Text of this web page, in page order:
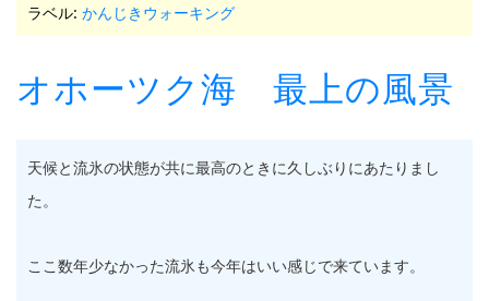
ラベル: かんじきウォーキング
オホーツク海 最上の風景
天候と流氷の状態が共に最高のときに久しぶりにあたりまし
た。
ここ数年少なかった流氷も今年はいい感じで来ています。